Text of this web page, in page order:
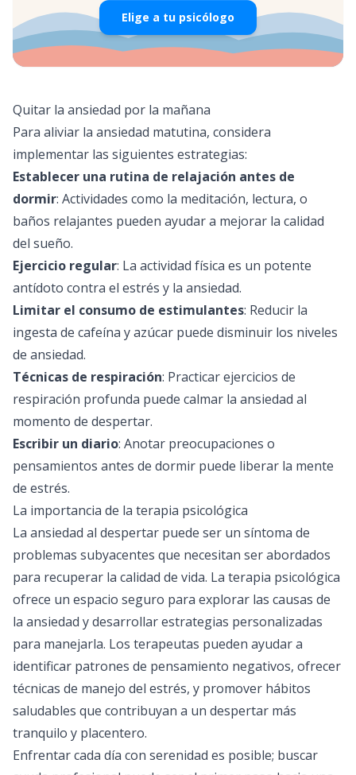
Elige a tu psicólogo
Quitar la ansiedad por la mañana
Para aliviar la ansiedad matutina, considera
implementar las siguientes estrategias:
Establecer una rutina de relajación antes de
dormir: Actividades como la meditación, lectura, o
baños relajantes pueden ayudar a mejorar la calidad
del sueño.
Ejercicio regular: La actividad física es un potente
antídoto contra el estrés y la ansiedad.
Limitar el consumo de estimulantes: Reducir la
ingesta de cafeína y azúcar puede disminuir los niveles
de ansiedad.
Técnicas de respiración: Practicar ejercicios de
respiración profunda puede calmar la ansiedad al
momento de despertar.
Escribir un diario: Anotar preocupaciones o
pensamientos antes de dormir puede liberar la mente
de estrés.
La importancia de la terapia psicológica
La ansiedad al despertar puede ser un síntoma de
problemas subyacentes que necesitan ser abordados
para recuperar la calidad de vida. La terapia psicológica
ofrece un espacio seguro para explorar las causas de
la ansiedad y desarrollar estrategias personalizadas
para manejarla. Los terapeutas pueden ayudar a
identificar patrones de pensamiento negativos, ofrecer
técnicas de manejo del estrés, y promover hábitos
saludables que contribuyan a un despertar más
tranquilo y placentero.
Enfrentar cada día con serenidad es posible; buscar